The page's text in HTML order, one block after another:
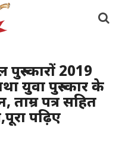
2019
युवा पुरुस्कार के
पत्र सहित
पढ़िए